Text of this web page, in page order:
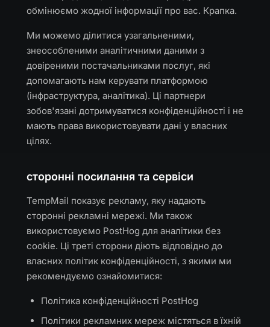
обмінюємо жодної інформації про вас. Крапка.
Ми можемо ділитися узагальненими,
знеособленими аналітичними даними з
довіреними постачальниками послуг, які
допомагають нам керувати платформою
(інфраструктура, аналітика). Ці партнери
зобов'язані дотримуватися конфіденційності і не
мають права використовувати дані у власних
цілях.
сторонні посилання та сервіси
TempMail показує рекламу, яку надають
сторонні рекламні мережі. Ми також
використовуємо PostHog для аналітики без
cookie. Ці треті сторони діють відповідно до
власних політик конфіденційності, з якими ми
рекомендуємо ознайомитися:
Політика конфіденційності PostHog
Політики рекламних мереж містяться в їхній